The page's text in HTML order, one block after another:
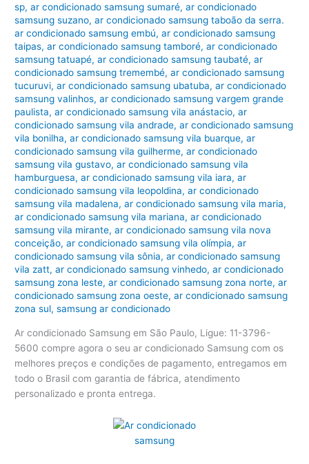
sp,ar condicionado samsung sumaré,ar condicionado
samsung suzano,ar condicionado samsung taboão da serra.
ar condicionado samsung embú,ar condicionado samsung
taipas,ar condicionado samsung tamboré,ar condicionado
samsung tatuapé,ar condicionado samsung taubaté,ar
condicionado samsung tremembé,ar condicionado samsung
tucuruvi,ar condicionado samsung ubatuba,ar condicionado
samsung valinhos,ar condicionado samsung vargem grande
paulista,ar condicionado samsung vila anástacio,ar
condicionado samsung vila andrade,ar condicionado samsung
vila bonilha,ar condicionado samsung vila buarque,ar
condicionado samsung vila guilherme,ar condicionado
samsung vila gustavo,ar condicionado samsung vila
hamburguesa,ar condicionado samsung vila iara,ar
condicionado samsung vila leopoldina,ar condicionado
samsung vila madalena,ar condicionado samsung vila maria,
ar condicionado samsung vila mariana,ar condicionado
samsung vila mirante,ar condicionado samsung vila nova
conceição,ar condicionado samsung vila olímpia,ar
condicionado samsung vila sônia,ar condicionado samsung
vila zatt,ar condicionado samsung vinhedo,ar condicionado
samsung zona leste,ar condicionado samsung zona norte,ar
condicionado samsung zona oeste,ar condicionado samsung
zona sul,samsung ar condicionado
Ar condicionado Samsung em São Paulo, Ligue: 11-3796-
5600 compre agora o seu ar condicionado Samsung com os
melhores preços e condições de pagamento, entregamos em
todo o Brasil com garantia de fábrica, atendimento
personalizado e pronta entrega.